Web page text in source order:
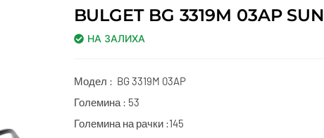
BULGET BG 3319M 03AP SUN
НА ЗАЛИХА
Модел : BG 3319M 03AP
Големина : 53
Големина на рачки :145